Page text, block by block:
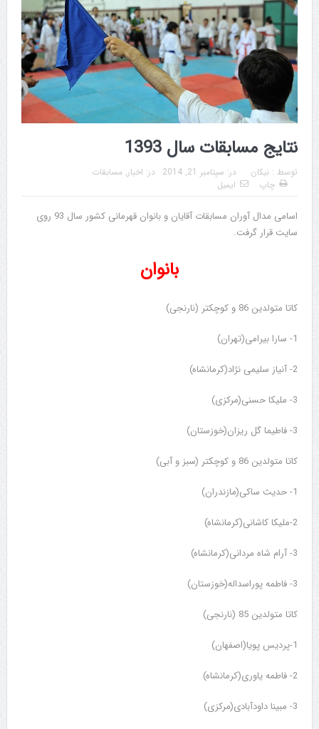
نتایج مسابقات سال 1393
توسط : نیکان در: سپتامبر 21, 2014 در: اخبار, مسابقات
چاپ
ایمیل
اسامی مدال آوران مسابقات آقایان و بانوان قهرمانی کشور سال 93 روی
سایت قرار گرفت.
بانوان
کاتا متولدین 86 و کوچکتر (نارنجی)
1- سارا بیرامی(تهران)
2- آنیاز سلیمی نژاد(کرمانشاه)
3- ملیکا حسنی(مرکزی)
3- فاطیما گل ریزان(خوزستان)
کاتا متولدین 86 و کوچکتر (سبز و آبی)
1- حدیث ساکی(مازندران)
2-ملیکا کاشانی(کرمانشاه)
3- آرام شاه مردانی(کرمانشاه)
3- فاطمه پوراسداله(خوزستان)
کاتا متولدین 85 (نارنجی)
1-پردیس پویا(اصفهان)
2- فاطمه یاوری(کرمانشاه)
3- مبینا داودآبادی(مرکزی)